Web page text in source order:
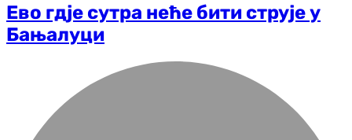
Ево гдје сутра неће бити струје у
Бањалуци